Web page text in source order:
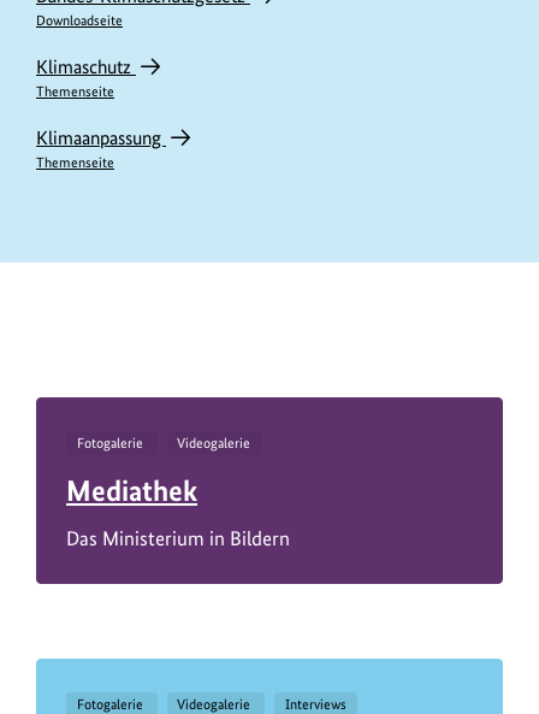
Downloadseite
Klimaschutz
Themenseite
Klimaanpassung
Themenseite
Fotogalerie Videogalerie
Mediathek
Das Ministerium in Bildern
Fotogalerie Videogalerie Interviews